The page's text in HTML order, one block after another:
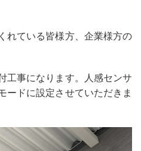
れている皆様方、企業様方の
工事になります。人感センサ
ードに設定させていただきま